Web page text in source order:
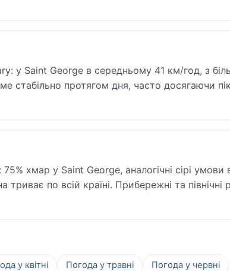
у Saint George в середньому 41 км/год, з
стабільно протягом дня, часто досягаючи
хмар у Saint George, аналогічні сірі умови
триває по всій країні. Прибережні та північні
у квітні Погода у травні
Погода у червні